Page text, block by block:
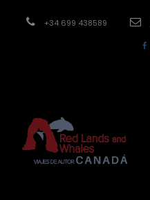
+34 699 438589